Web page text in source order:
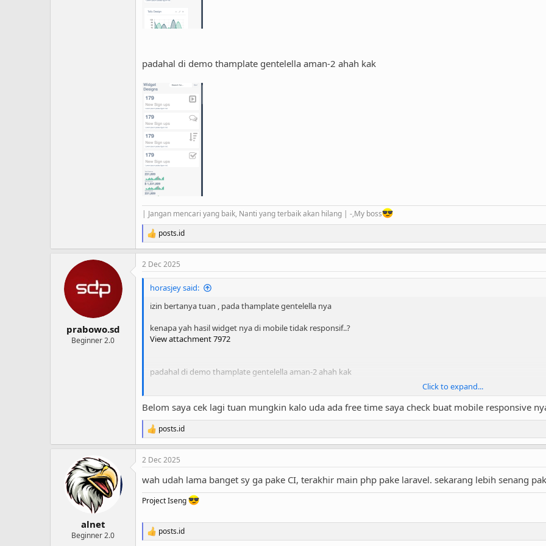
padahal di demo thamplate gentelella aman-2 ahah kak
| Jangan mencari yang baik, Nanti yang terbaik akan hilang | -,My boss
R
e
a
c
t
posts.id
prabowo.sd
Beginner 2.0
2 Dec 2025
horasjey said:
izin bertanya tuan , pada thamplate gentelella nya
kenapa yah hasil widget nya di mobile tidak responsif..?
View attachment 7972
padahal di demo thamplate gentelella aman-2 ahah kak
View attachment 7973
Click to expand...
Belom saya cek lagi tuan mungkin kalo uda ada free time saya check buat mobile responsive
R
e
a
c
i
o
n
:
posts.id
alnet
Beginner 2.0
2 Dec 2025
wah udah lama banget sy ga pake CI, terakhir main php pake laravel. sekarang lebih senang
Project Iseng
R
posts.id